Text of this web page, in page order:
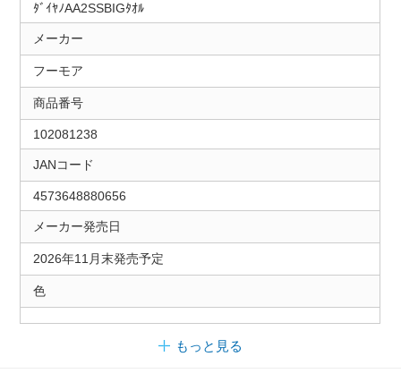
ﾀﾞｲﾔﾉAA2SSBIGﾀｵﾙ
メーカー
フーモア
商品番号
102081238
JANコード
4573648880656
メーカー発売日
2026年11月末発売予定
色
もっと見る